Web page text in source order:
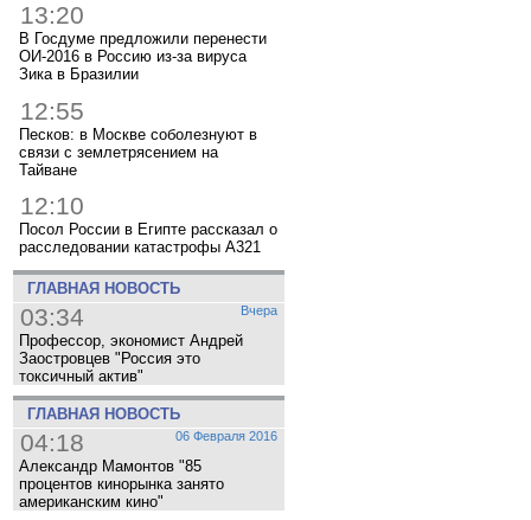
13:20
В Госдуме предложили перенести
ОИ-2016 в Россию из-за вируса
Зика в Бразилии
12:55
Песков: в Москве соболезнуют в
связи с землетрясением на
Тайване
12:10
Посол России в Египте рассказал о
расследовании катастрофы A321
ГЛАВНАЯ НОВОСТЬ
Вчера
03:34
Профессор, экономист Андрей
Заостровцев "Россия это
токсичный актив"
ГЛАВНАЯ НОВОСТЬ
06 Февраля 2016
04:18
Александр Мамонтов "85
процентов кинорынка занято
американским кино"